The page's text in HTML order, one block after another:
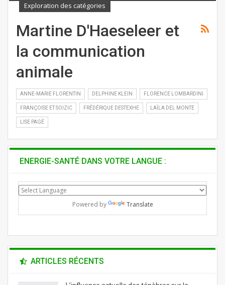
Exploration des catégories
Martine D'Haeseleer et
la communication
animale
ANNE-MARIE FLORENTIN DELPHINE KLEIN FLORENCE LOMBARDINI
FRANÇOISE ET SOIZIC FRÉDÉRIQUE DESTEXHE LAÏLA DEL MONTE
LISE PAGÉ
ENERGIE-SANTÉ DANS VOTRE LANGUE :
Powered by Translate
ARTICLES RÉCENTS